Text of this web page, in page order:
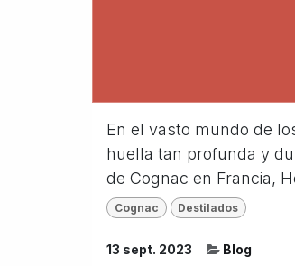
En el vasto mundo de
huella tan profunda y
de Cognac en Francia,
Cognac Destilados
13 sept. 2023 Blog